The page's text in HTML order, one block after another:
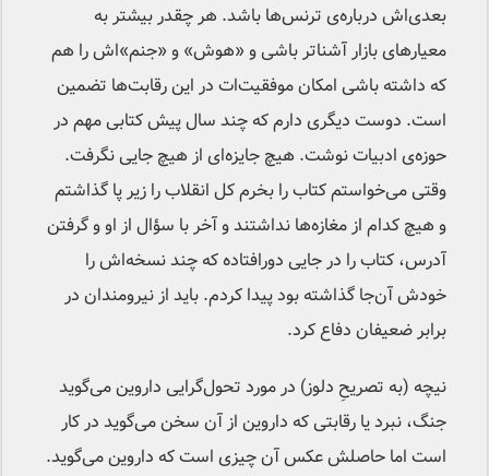
بعدی‌اش درباره‌ی ترنس‌ها باشد. هر چقدر بیشتر به
معیارهای بازار آشناتر باشی و «هوش» و «جنم»‌اش را هم
که داشته باشی امکان موفقیت‌ات در این رقابت‌ها تضمین
است. دوست دیگری دارم که چند سال پیش کتابی مهم در
حوزه‌ی ادبیات نوشت. هیچ جایزه‌ای از هیچ جایی نگرفت.
وقتی می‌خواستم کتاب را بخرم کل انقلاب را زیر پا گذاشتم
و هیچ‌ کدام از مغازه‌ها نداشتند و آخر با سؤال از او و گرفتن
آدرس، کتاب را در جایی دورافتاده که چند نسخه‌اش را
خودش آن‌جا گذاشته بود پیدا کردم. باید از نیرومندان در
برابر ضعیفان دفاع کرد.
نیچه (به تصریحِ دلوز) در مورد تحول‌گرایی داروین می‌گوید
جنگ، نبرد یا رقابتی که داروین از آن سخن می‌گوید در کار
است اما حاصلش عکس آن چیزی است که داروین می‌گوید.